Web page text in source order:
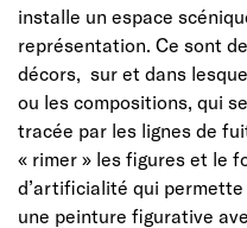
installe un espace
représentation. Ce sont
décors, sur et dans
ou les compositions, qui
tracée par les lignes de
« rimer » les figures et le
d’artificialité qui
une peinture figurative